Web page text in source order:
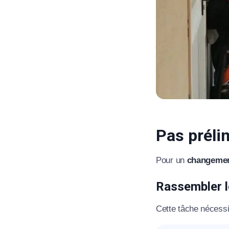
Pas
Pour un
Rassembler
Cette tâche